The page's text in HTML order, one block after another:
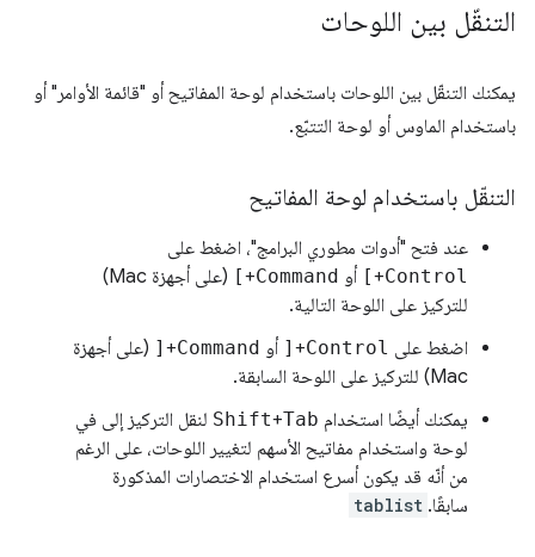
التنقّل بين اللوحات
يمكنك التنقّل بين اللوحات باستخدام لوحة المفاتيح أو "قائمة الأوامر" أو
باستخدام الماوس أو لوحة التتبّع.
التنقّل باستخدام لوحة المفاتيح
عند فتح "أدوات مطوري البرامج"، اضغط على
Control
+
] أو Command
+
]
(على أجهزة Mac)
للتركيز على اللوحة التالية.
اضغط على Control
+
[ أو Command
+
[ (على أجهزة
Mac) للتركيز على اللوحة السابقة.
يمكنك أيضًا استخدام
Shift+Tab
لنقل التركيز إلى في
لوحة واستخدام مفاتيح الأسهم لتغيير اللوحات، على الرغم
من أنّه قد يكون أسرع استخدام الاختصارات المذكورة
سابقًا. tablist